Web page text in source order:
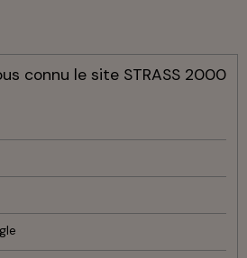
connu le site STRASS 2000